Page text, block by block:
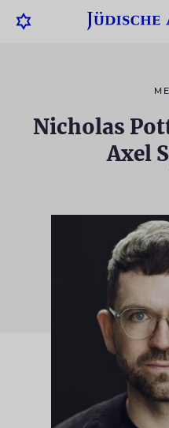
Nicholas
Axel